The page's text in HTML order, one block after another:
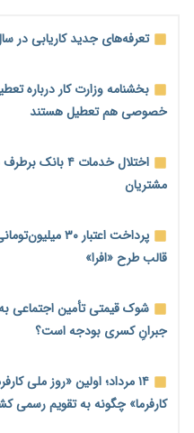
رشد ۷۵ هزار میلیاردی
احتمال اختلال ۲۴ ساعته در سامانه‌های تأمین اجتماعی
آغاز اجرای پایلوت «ردا
محدودیت تازه برای شبکه
کنترل تورم
سایپا و پارس‌خودرو
نماینده مجلس: توسعه مرزهای
تعرفه‌های جدید کاریابی در سال ۱۴۰۵
بخشنامه وزارت کار درباره
خصوصی هم تعطیل هستند
اختلال خدمات
مشتریان
پرداخت اعتبار
قالب طرح «افرا»
شوک قیمتی تأمین اجتماعی به
جبرانِ کسری بودجه است؟
۱۴ مرداد؛ اولین «روز ملی
کارفرما» چگونه به تقویم رسمی